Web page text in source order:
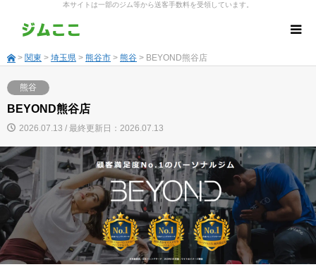
本サイトは一部のジム等から送客手数料を受領しています。
> 関東 > 埼玉県 > 熊谷市 > 熊谷 > BEYOND熊谷店
熊谷
BEYOND熊谷店
2026.07.13 / 最終更新日：2026.07.13